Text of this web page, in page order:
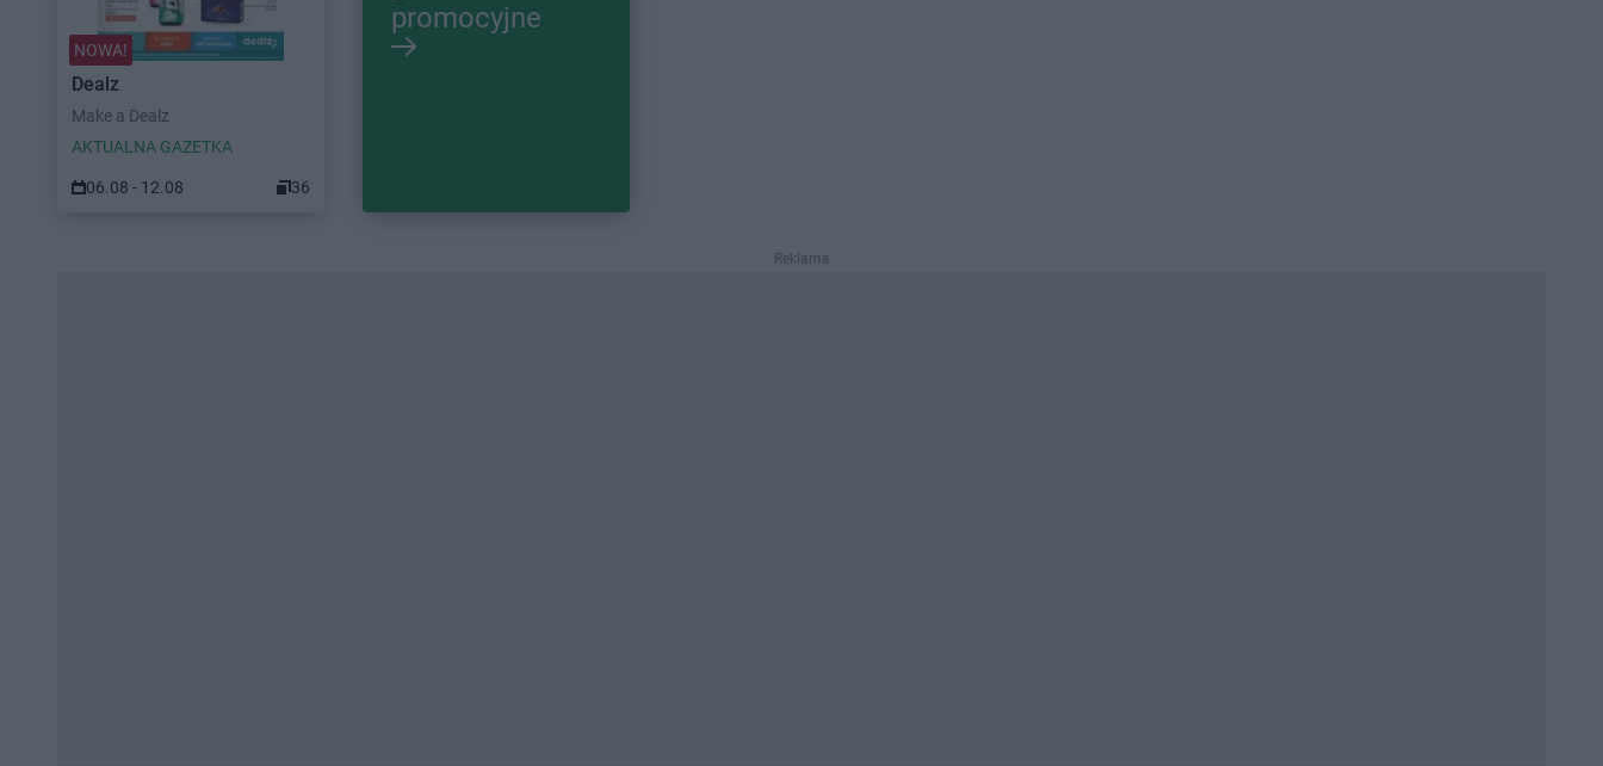
NOWA!
Dealz
Make a Dealz
AKTUALNA GAZETKA
06.08 - 12.08 36
promocyjne
Reklama